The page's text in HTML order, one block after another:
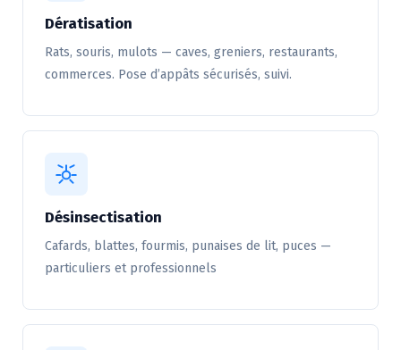
Dératisation
Rats, souris, mulots — caves, greniers, restaurants,
commerces. Pose d’appâts sécurisés, suivi.
Désinsectisation
Cafards, blattes, fourmis, punaises de lit, puces —
particuliers et professionnels